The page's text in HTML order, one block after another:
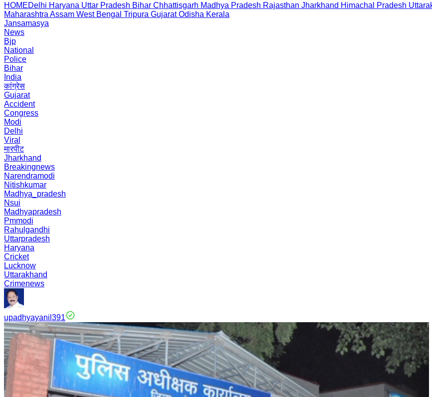
HOMEDelhi Haryana Uttar Pradesh Bihar Chhattisgarh Madhya Pradesh Rajasthan Jharkhand Himachal Pradesh
Maharashtra Assam West Bengal Tripura Gujarat Odisha Kerala
Jansamasya
News
Bjp
National
Police
Bihar
India
कांग्रेस
Gujarat
Accident
Congress
Modi
Delhi
Viral
मारपीट
Jharkhand
Breakingnews
Narendramodi
Nitishkumar
Madhya_pradesh
Nsui
Madhyapradesh
Pmmodi
Rahulgandhi
Uttarpradesh
Haryana
Cricket
Lucknow
Uttarakhand
Crimenews
upadhyayanil391